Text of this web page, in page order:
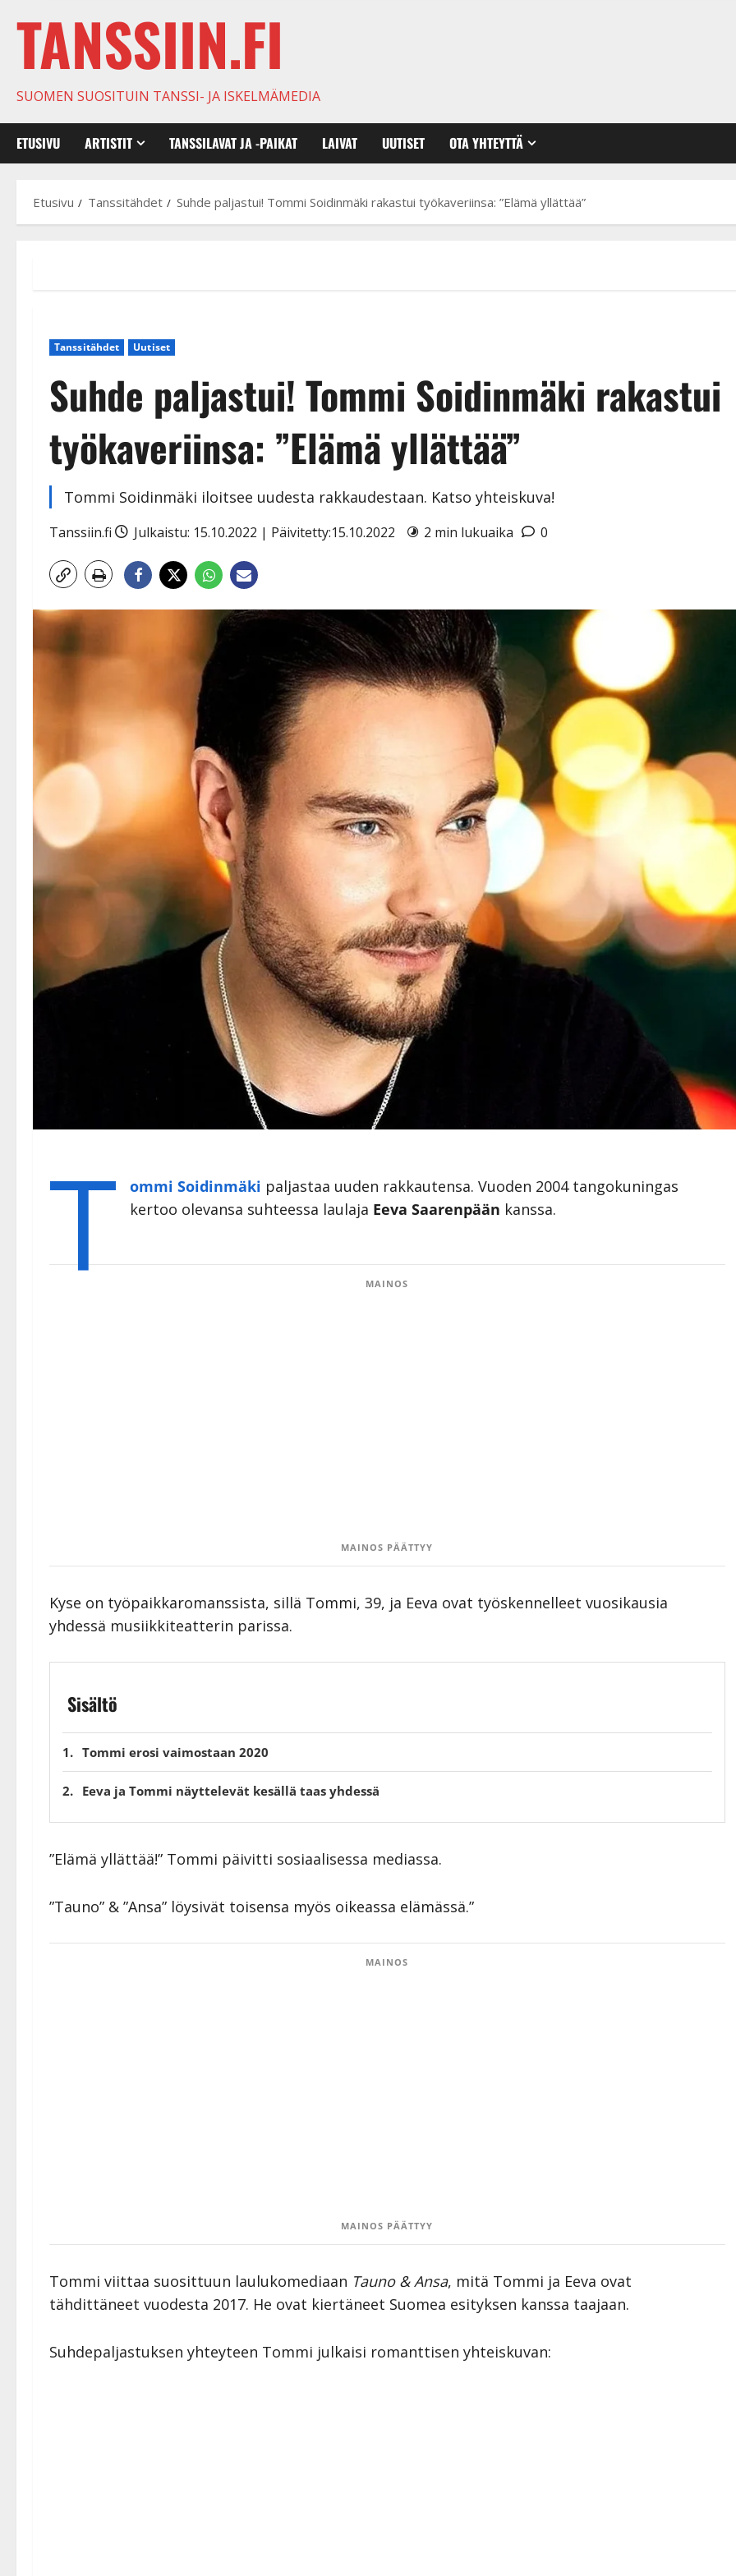
TANSSIIN.FI
SUOMEN SUOSITUIN TANSSI- JA ISKELMÄMEDIA
ETUSIVU ARTISTIT TANSSILAVAT JA -PAIKAT LAIVAT UUTISET OTA YHTEYTTÄ
Etusivu Tanssitähdet Suhde paljastui! Tommi Soidinmäki rakastui työkaveriinsa: ”Elämä yllättää”
Tanssitähdet Uutiset
Suhde paljastui! Tommi Soidinmäki rakastui
työkaveriinsa: ”Elämä yllättää”
Tommi Soidinmäki iloitsee uudesta rakkaudestaan. Katso yhteiskuva!
Tanssiin.fi Julkaistu: 15.10.2022 | Päivitetty:15.10.2022 2 min lukuaika 0
T ommi Soidinmäki paljastaa uuden rakkautensa. Vuoden 2004 tangokuningas
kertoo olevansa suhteessa laulaja Eeva Saarenpään kanssa.
MAINOS
MAINOS PÄÄTTYY
Kyse on työpaikkaromanssista, sillä Tommi, 39, ja Eeva ovat työskennelleet vuosikausia
yhdessä musiikkiteatterin parissa.
Sisältö
Tommi erosi vaimostaan 2020
Eeva ja Tommi näyttelevät kesällä taas yhdessä
”Elämä yllättää!” Tommi päivitti sosiaalisessa mediassa.
”Tauno” & ”Ansa” löysivät toisensa myös oikeassa elämässä.”
MAINOS
MAINOS PÄÄTTYY
Tommi viittaa suosittuun laulukomediaan Tauno & Ansa, mitä Tommi ja Eeva ovat
tähdittäneet vuodesta 2017. He ovat kiertäneet Suomea esityksen kanssa taajaan.
Suhdepaljastuksen yhteyteen Tommi julkaisi romanttisen yhteiskuvan: